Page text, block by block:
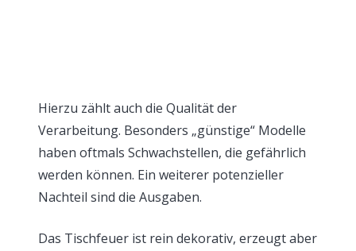
Hierzu zählt auch die Qualität der
Verarbeitung. Besonders „günstige“ Modelle
haben oftmals Schwachstellen, die gefährlich
werden können. Ein weiterer potenzieller
Nachteil sind die Ausgaben.
Das Tischfeuer ist rein dekorativ, erzeugt aber